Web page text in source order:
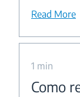
Read More
1 min
Como